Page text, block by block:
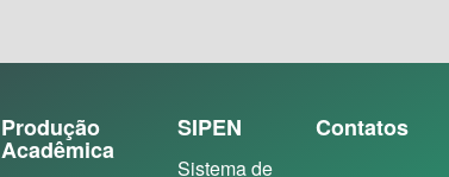
Produção
Acadêmica
SIPEN
Sistema de
Contatos